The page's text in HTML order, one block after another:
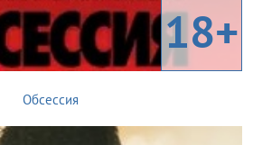
18+
Обсессия